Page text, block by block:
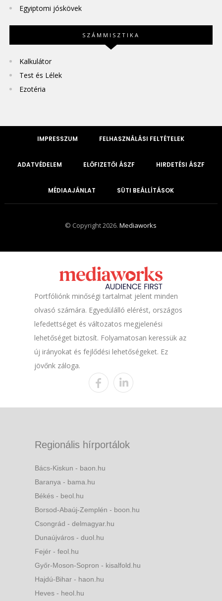
Egyiptomi jóskövek
SZÁMMISZTIKA
Kalkulátor
Test és Lélek
Ezotéria
IMPRESSZUM FELHASZNÁLÁSI FELTÉTELEK
ADATVÉDELEM ELŐFIZETŐI ÁSZF HIRDETÉSI ÁSZF
MÉDIAAJÁNLAT SÜTI BEÁLLÍTÁSOK
© Copyright 2026.Mediaworks
Portfóliónk minőségi tartalmat jelent minden
olvasó számára. Egyedülálló elérést, országos
lefedettséget és változatos megjelenési
lehetőséget biztosít. Folyamatosan keressük az
új irányokat és fejlődési lehetőségeket. Ez
jövőnk záloga.
Regionális hírportálok
Bács-Kiskun - baon.hu
Baranya - bama.hu
Békés - beol.hu
Borsod-Abaúj-Zemplén - boon.hu
Csongrád - delmagyar.hu
Dunaújváros - duol.hu
Fejér - feol.hu
Győr-Moson-Sopron - kisalfold.hu
Hajdú-Bihar - haon.hu
Heves - heol.hu